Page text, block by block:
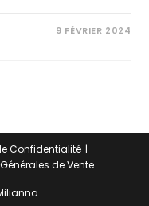
9 FÉVRIER 2024
Confidentialité
de Vente